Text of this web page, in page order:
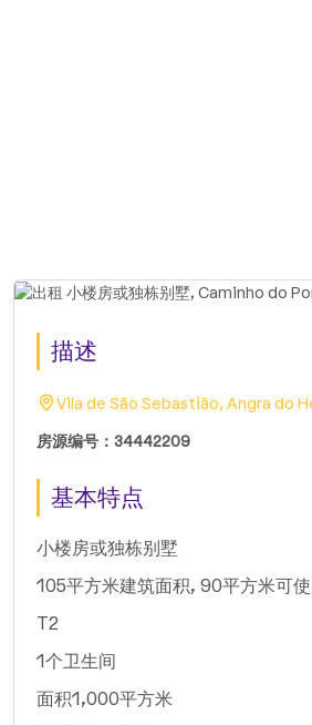
描述
Vila de São Sebastião, Angra do
房源编号：34442209
基本特点
小楼房或独栋别墅
105平方米建筑面积, 90平方米可
T2
1个卫生间
面积1,000平方米